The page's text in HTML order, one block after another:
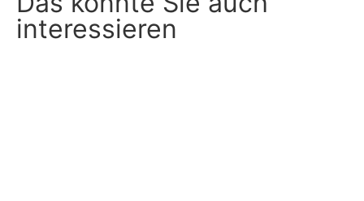
interessieren